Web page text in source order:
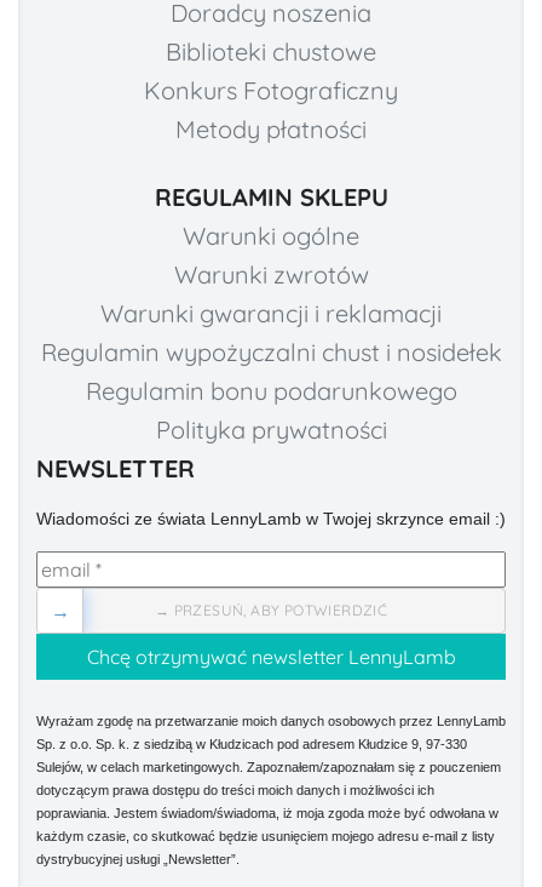
Doradcy noszenia
Biblioteki chustowe
Konkurs Fotograficzny
Metody płatności
REGULAMIN SKLEPU
Warunki ogólne
Warunki zwrotów
Warunki gwarancji i reklamacji
Regulamin wypożyczalni chust i nosidełek
Regulamin bonu podarunkowego
Polityka prywatności
NEWSLETTER
Wiadomości ze świata LennyLamb w Twojej skrzynce email :)
→ PRZESUŃ, ABY POTWIERDZIĆ
→
Wyrażam zgodę na przetwarzanie moich danych osobowych przez LennyLamb
Sp. z o.o. Sp. k. z siedzibą w Kłudzicach pod adresem Kłudzice 9, 97-330
Sulejów, w celach marketingowych. Zapoznałem/zapoznałam się z pouczeniem
dotyczącym prawa dostępu do treści moich danych i możliwości ich
poprawiania. Jestem świadom/świadoma, iż moja zgoda może być odwołana w
każdym czasie, co skutkować będzie usunięciem mojego adresu e-mail z listy
dystrybucyjnej usługi „Newsletter”.